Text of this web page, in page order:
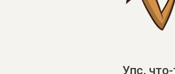
Упс,